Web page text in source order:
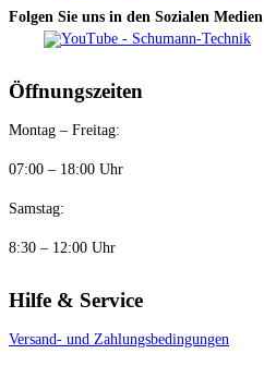
Folgen Sie uns in den Sozialen Medien
Öffnungszeiten
Montag – Freitag:
07:00 – 18:00 Uhr
Samstag:
8:30 – 12:00 Uhr
Hilfe & Service
Versand- und Zahlungsbedingungen